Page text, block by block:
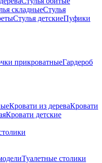
складныеСтулья
Стулья детскиеПуфики
прикроватныеГардероб
Кровати из дереваКровати
Кровати детские
Туалетные столики